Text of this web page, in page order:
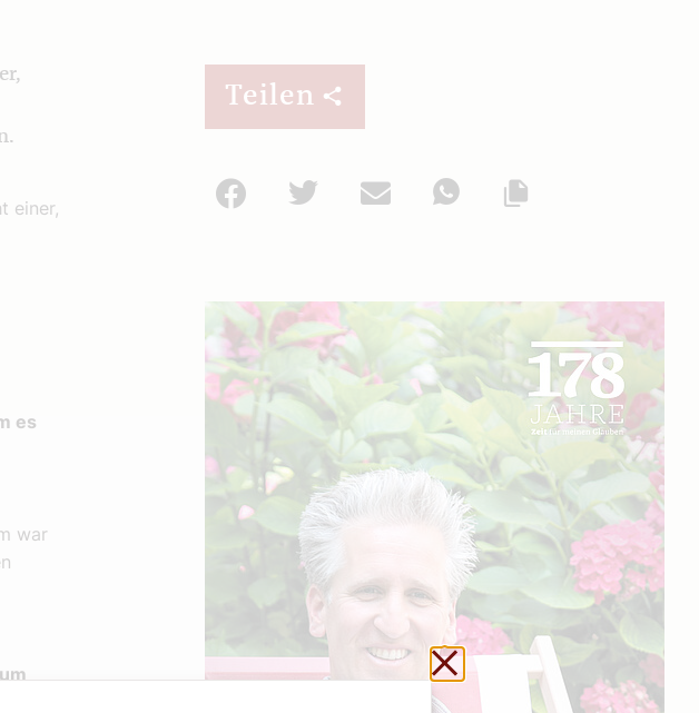
einer,
es
war
zu
Teilen
Facebook
Twitter Mail
WhatsApp
Schließen ohne zu